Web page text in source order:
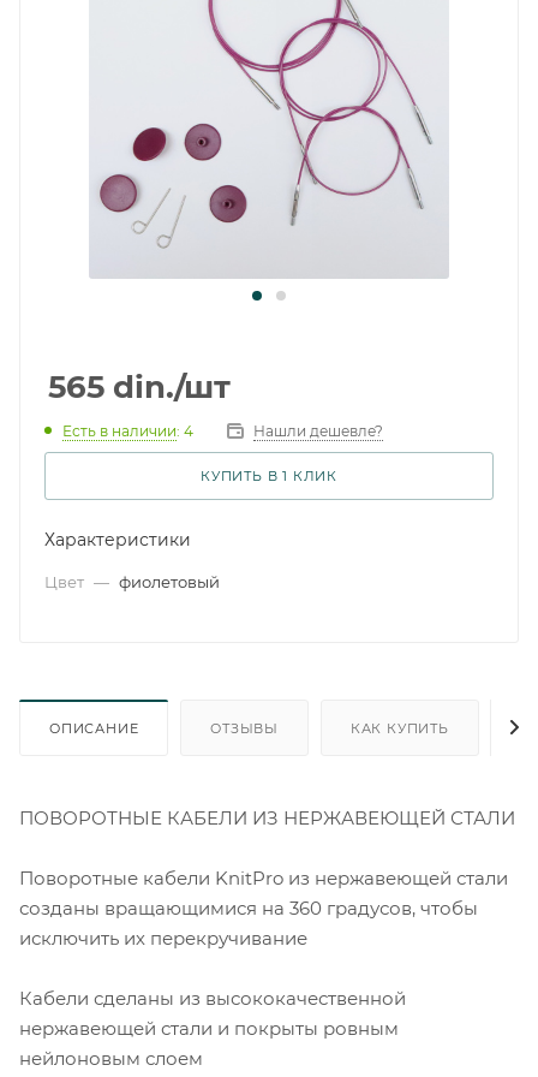
565 din./шт
Есть в наличии: 4 Нашли дешевле?
КУПИТЬ В 1 КЛИК
Характеристики
Цвет — фиолетовый
ОПИСАНИЕ ОТЗЫВЫ КАК КУПИТЬ
ПОВОРОТНЫЕ КАБЕЛИ ИЗ НЕРЖАВЕЮЩЕЙ СТАЛИ
Поворотные кабели KnitPro из нержавеющей стали
созданы вращающимися на 360 градусов, чтобы
исключить их перекручивание
Кабели сделаны из высококачественной
нержавеющей стали и покрыты ровным
нейлоновым слоем